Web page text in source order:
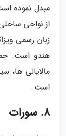
از نواحی
زبان رسمی
هندو است.
مالایالی ها،
است.
8. سورات